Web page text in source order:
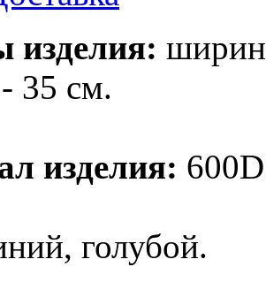
изделия:
35 см.
изделия:
голубой.